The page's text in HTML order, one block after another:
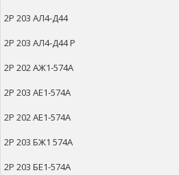
2Р 203 АЛ4-Д44
2Р 203 АЛ4-Д44 Р
2Р 202 АЖ1-574А
2Р 203 АЕ1-574А
2Р 202 АЕ1-574А
2Р 203 БЖ1 574А
2Р 203 БЕ1-574А